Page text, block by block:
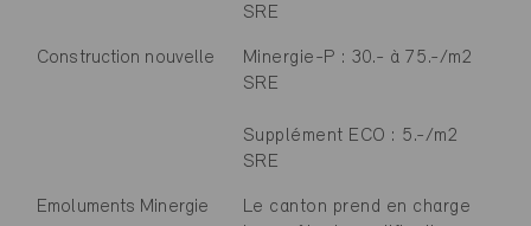
SRE
Construction nouvelle
Minergie-P : 30.- à 75.-/m2
SRE
Supplément ECO : 5.-/m2
SRE
Emoluments Minergie
Le canton prend en charge